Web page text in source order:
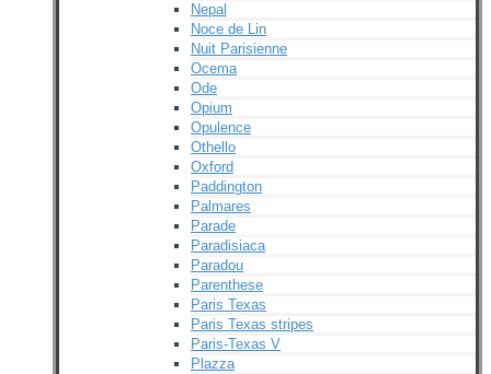
Nepal
Noce de Lin
Nuit Parisienne
Ocema
Ode
Opium
Opulence
Othello
Oxford
Paddington
Palmares
Parade
Paradisiaca
Paradou
Parenthese
Paris Texas
Paris Texas stripes
Paris-Texas V
Plazza